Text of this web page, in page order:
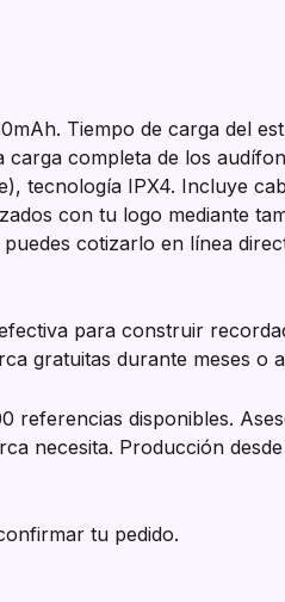
Tiempo de carga del
completa de los
tecnología IPX4. Incluye
con tu logo mediante
cotizarlo en línea
para construir
gratuitas durante meses o
referencias disponibles.
necesita. Producción
tu pedido.